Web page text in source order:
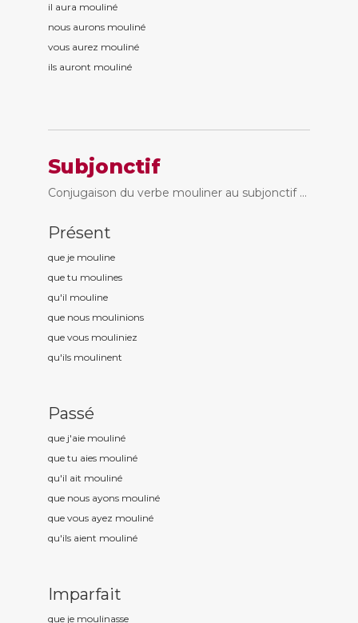
il aura mouliné
nous aurons mouliné
vous aurez mouliné
ils auront mouliné
Subjonctif
Conjugaison du verbe mouliner au subjonctif ...
Présent
que je mouline
que tu moulines
qu'il mouline
que nous moulinions
que vous mouliniez
qu'ils moulinent
Passé
que j'aie mouliné
que tu aies mouliné
qu'il ait mouliné
que nous ayons mouliné
que vous ayez mouliné
qu'ils aient mouliné
Imparfait
que je moulinasse